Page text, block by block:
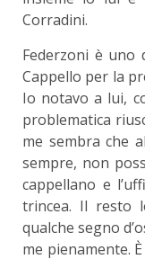
Corradini.
Federzoni è uno
Cappello per la
Io notavo a lui,
problematica
me sembra che
sempre, non
cappellano e
trincea. Il resto
qualche segno
me pienamente.